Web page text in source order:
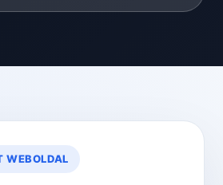
WEBOLDAL